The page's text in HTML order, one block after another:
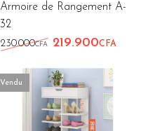
Armoire de Rangement A-
32
230.000CFA Le prix initial
219.900CFA
Vendu